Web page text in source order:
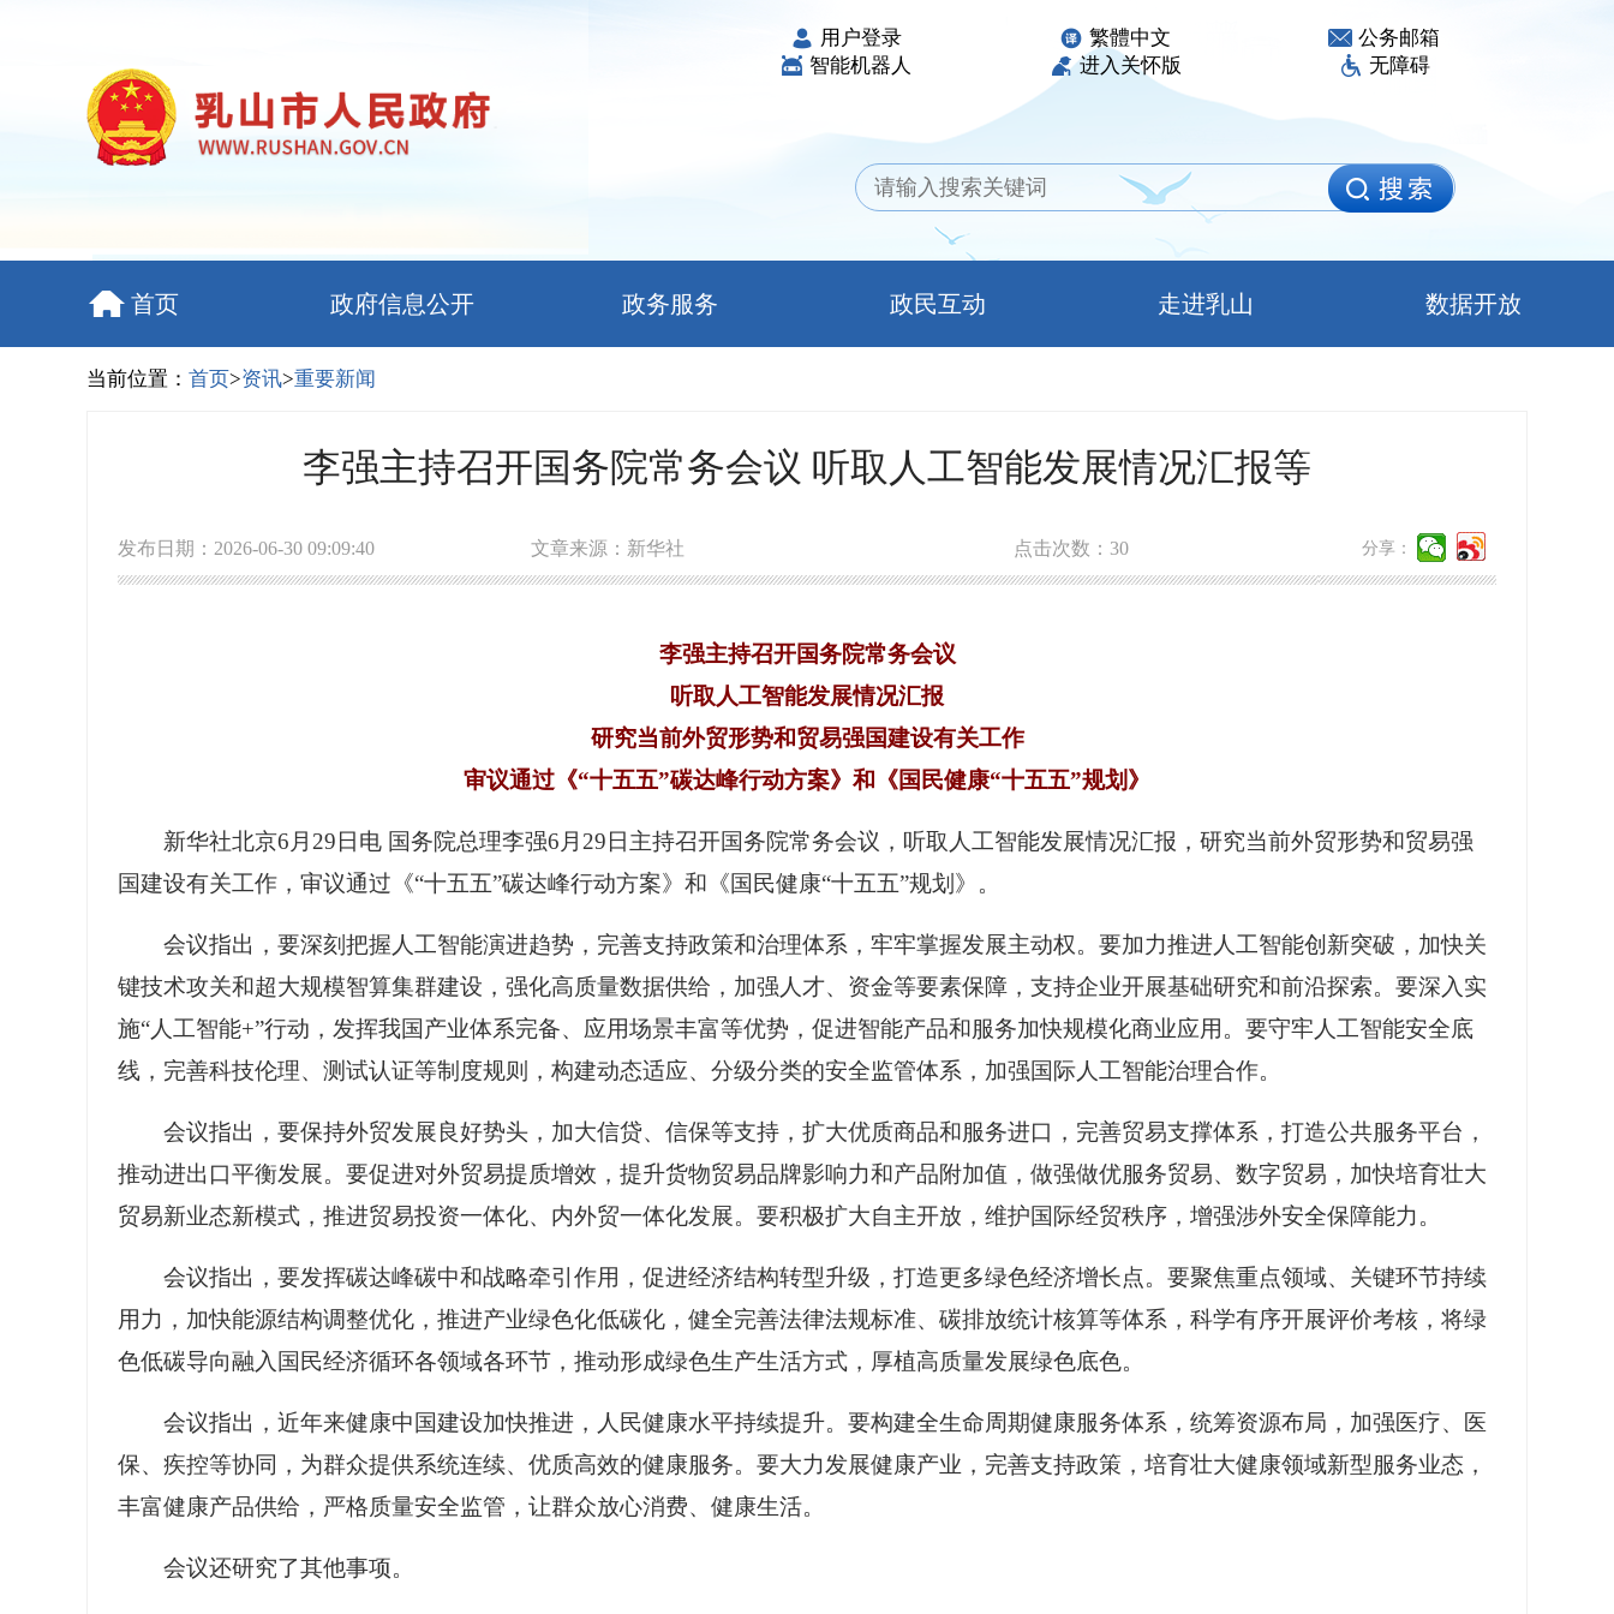
用户登录 繁體中文
公务邮箱
智能机器人
进入关怀版 无障碍
首页 政府信息公开 政务服务 政民互动 走进乳山 数据开放
当前位置： 首页>资讯>重要新闻
李强主持召开国务院常务会议 听取人工智能发展情况汇报等
发布日期：2026-06-30 09:09:40 文章来源：新华社 点击次数： 30 分享：
李强主持召开国务院常务会议
听取人工智能发展情况汇报
研究当前外贸形势和贸易强国建设有关工作
审议通过《“十五五”碳达峰行动方案》和《国民健康“十五五”规划》
新华社北京6月29日电 国务院总理李强6月29日主持召开国务院常务会议，听取人工智能发展情况汇报，研究当前外贸形势和贸易强
国建设有关工作，审议通过《“十五五”碳达峰行动方案》和《国民健康“十五五”规划》。
会议指出，要深刻把握人工智能演进趋势，完善支持政策和治理体系，牢牢掌握发展主动权。要加力推进人工智能创新突破，加快关
键技术攻关和超大规模智算集群建设，强化高质量数据供给，加强人才、资金等要素保障，支持企业开展基础研究和前沿探索。要深入实
施“人工智能+”行动，发挥我国产业体系完备、应用场景丰富等优势，促进智能产品和服务加快规模化商业应用。要守牢人工智能安全底
线，完善科技伦理、测试认证等制度规则，构建动态适应、分级分类的安全监管体系，加强国际人工智能治理合作。
会议指出，要保持外贸发展良好势头，加大信贷、信保等支持，扩大优质商品和服务进口，完善贸易支撑体系，打造公共服务平台，
推动进出口平衡发展。要促进对外贸易提质增效，提升货物贸易品牌影响力和产品附加值，做强做优服务贸易、数字贸易，加快培育壮大
贸易新业态新模式，推进贸易投资一体化、内外贸一体化发展。要积极扩大自主开放，维护国际经贸秩序，增强涉外安全保障能力。
会议指出，要发挥碳达峰碳中和战略牵引作用，促进经济结构转型升级，打造更多绿色经济增长点。要聚焦重点领域、关键环节持续
用力，加快能源结构调整优化，推进产业绿色化低碳化，健全完善法律法规标准、碳排放统计核算等体系，科学有序开展评价考核，将绿
色低碳导向融入国民经济循环各领域各环节，推动形成绿色生产生活方式，厚植高质量发展绿色底色。
会议指出，近年来健康中国建设加快推进，人民健康水平持续提升。要构建全生命周期健康服务体系，统筹资源布局，加强医疗、医
保、疾控等协同，为群众提供系统连续、优质高效的健康服务。要大力发展健康产业，完善支持政策，培育壮大健康领域新型服务业态，
丰富健康产品供给，严格质量安全监管，让群众放心消费、健康生活。
会议还研究了其他事项。